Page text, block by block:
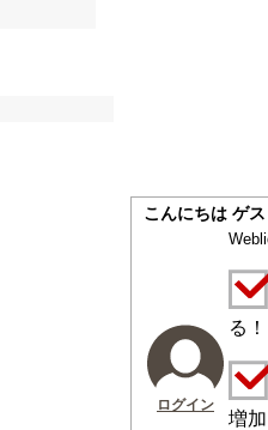
こんにちは ゲ
ログイン
る！
増加